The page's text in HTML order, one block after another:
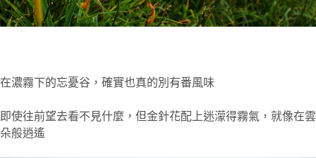
在濃霧下的忘憂谷，確實也真的別有番風味
即使往前望去看不見什麼，但金針花配上迷濛得霧氣，就像在雲
朵般逍遙